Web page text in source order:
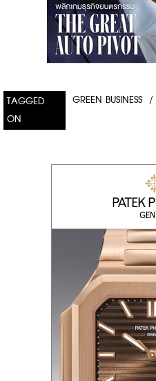
TAGGED
ON
GREEN BUSINESS /